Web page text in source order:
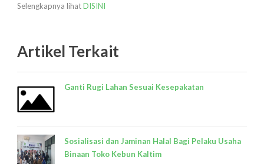
Selengkapnya lihatDISINI
Artikel Terkait
Ganti Rugi Lahan Sesuai Kesepakatan
Sosialisasi dan Jaminan Halal Bagi Pelaku Usaha
Binaan Toko Kebun Kaltim